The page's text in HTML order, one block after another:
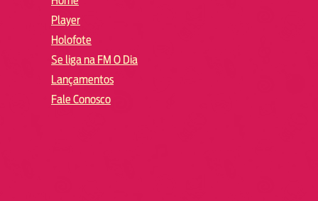
Player
Holofote
Se liga na FM O Dia
Lançamentos
Fale Conosco